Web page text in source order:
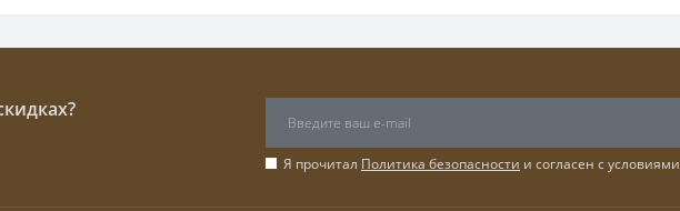
Я прочитал Политика безопасности и согласен с условиями